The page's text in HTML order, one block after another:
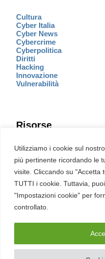
Utilizziamo i cookie sul
più pertinente ricordando le
visite. Cliccando su "Accetta
TUTTI i cookie. Tuttavia,
"Impostazioni cookie" per
controllato.
Cultura
Cyber Italia
Cyber News
Cybercrime
Cyberpolitica
Diritti
Hacking
Innovazione
Vulnerabilità
Risorse
Eventi
Fumetto Cyber
Newsletter
Servizi
Pubblicità
English
Ultime CVE critiche
2026 – REDHOTCYBER Srl.